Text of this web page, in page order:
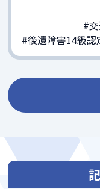
#
#後遺障害14級認